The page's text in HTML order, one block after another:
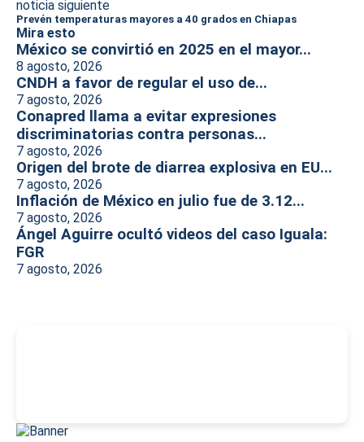
noticia siguiente
Prevén temperaturas mayores a 40 grados en Chiapas
Mira esto
México se convirtió en 2025 en el mayor...
8 agosto, 2026
CNDH a favor de regular el uso de...
7 agosto, 2026
Conapred llama a evitar expresiones
discriminatorias contra personas...
7 agosto, 2026
Origen del brote de diarrea explosiva en EU...
7 agosto, 2026
Inflación de México en julio fue de 3.12...
7 agosto, 2026
Ángel Aguirre ocultó videos del caso Iguala:
FGR
7 agosto, 2026